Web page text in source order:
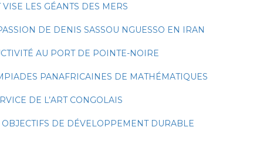
LES GÉANTS DES MERS
DE DENIS SASSOU NGUESSO EN IRAN
AU PORT DE POINTE-NOIRE
PANAFRICAINES DE MATHÉMATIQUES
DE L’ART CONGOLAIS
DE DÉVELOPPEMENT DURABLE